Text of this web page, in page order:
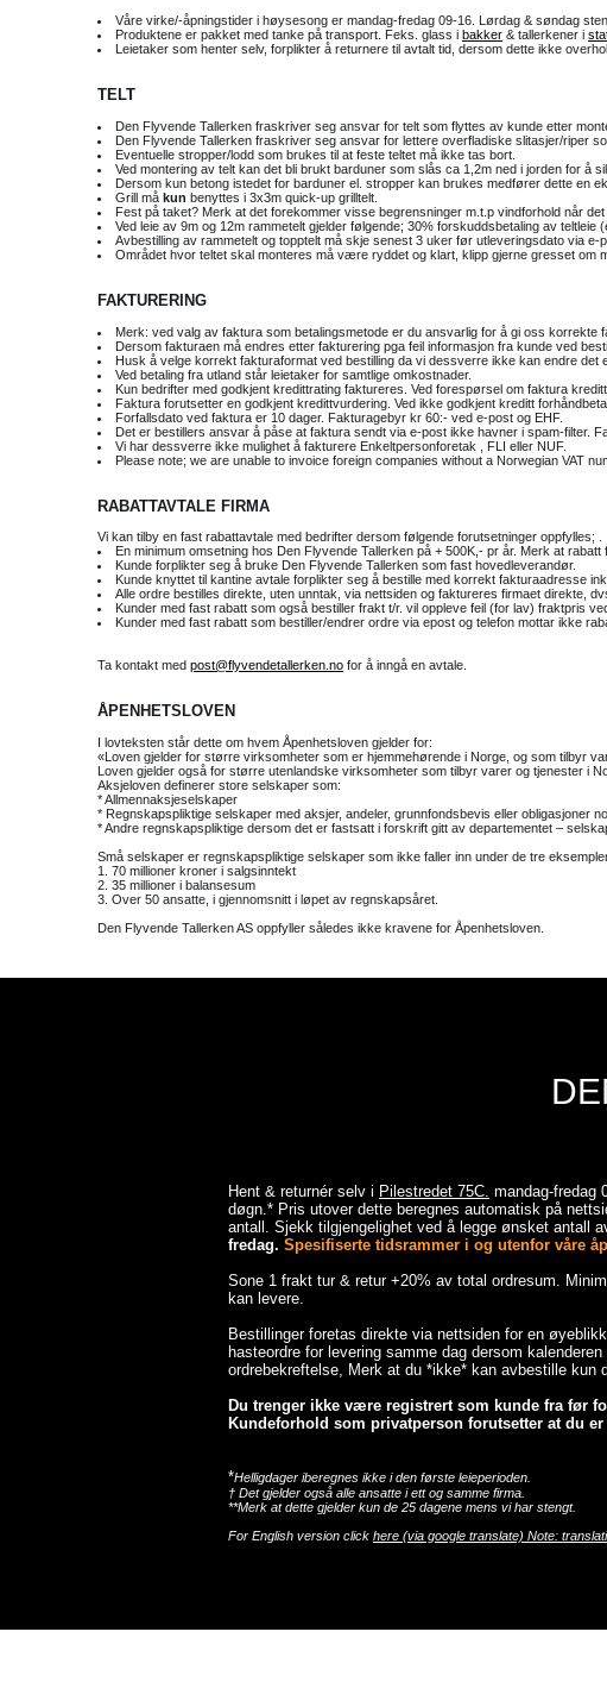
Våre virke/-åpningstider i høysesong er mandag-fredag 09-16. Lørdag & søndag
Produktene er pakket med tanke på transport. Feks. glass i bakker & tallerkener i
Leietaker som henter selv, forplikter å returnere til avtalt tid, dersom dette ikke
TELT
Den Flyvende Tallerken fraskriver seg ansvar for telt som flyttes av kunde etter
Den Flyvende Tallerken fraskriver seg ansvar for lettere overfladiske slitasjer/riper
Eventuelle stropper/lodd som brukes til at feste teltet må ikke tas bort.
Ved montering av telt kan det bli brukt barduner som slås ca 1,2m ned i jorden for å
Dersom kun betong istedet for barduner el. stropper kan brukes medfører dette en
Grill må kun benyttes i 3x3m quick-up grilltelt.
Fest på taket? Merk at det forekommer visse begrensninger m.t.p vindforhold når
Ved leie av 9m og 12m rammetelt gjelder følgende; 30% forskuddsbetaling av
Avbestilling av rammetelt og topptelt må skje senest 3 uker før utleveringsdato via e-
Området hvor teltet skal monteres må være ryddet og klart, klipp gjerne gresset om
FAKTURERING
Merk: ved valg av faktura som betalingsmetode er du ansvarlig for å gi oss korrekte
Dersom fakturaen må endres etter fakturering pga feil informasjon fra kunde ved
Husk å velge korrekt fakturaformat ved bestilling da vi dessverre ikke kan endre det
Ved betaling fra utland står leietaker for samtlige omkostnader.
Kun bedrifter med godkjent kredittrating faktureres. Ved forespørsel om faktura
Faktura forutsetter en godkjent kredittvurdering. Ved ikke godkjent kreditt
Forfallsdato ved faktura er 10 dager. Fakturagebyr kr 60:- ved e-post og EHF.
Det er bestillers ansvar å påse at faktura sendt via e-post ikke havner i spam-filter.
Vi har dessverre ikke mulighet å fakturere Enkeltpersonforetak , FLI eller NUF.
Please note; we are unable to invoice foreign companies without a Norwegian VAT
RABATTAVTALE FIRMA
Vi kan tilby en fast rabattavtale med bedrifter dersom følgende forutsetninger oppfylles; .
En minimum omsetning hos Den Flyvende Tallerken på + 500K,- pr år. Merk at
Kunde forplikter seg å bruke Den Flyvende Tallerken som fast hovedleverandør.
Kunde knyttet til kantine avtale forplikter seg å bestille med korrekt fakturaadresse
Alle ordre bestilles direkte, uten unntak, via nettsiden og faktureres firmaet direkte,
Kunder med fast rabatt som også bestiller frakt t/r. vil oppleve feil (for lav) fraktpris
Kunder med fast rabatt som bestiller/endrer ordre via epost og telefon mottar ikke
Ta kontakt med post@flyvendetallerken.no for å inngå en avtale.
ÅPENHETSLOVEN
I lovteksten står dette om hvem Åpenhetsloven gjelder for:
«Loven gjelder for større virksomheter som er hjemmehørende i Norge, og som tilbyr
Loven gjelder også for større utenlandske virksomheter som tilbyr varer og tjenester i
Aksjeloven definerer store selskaper som:
* Allmennaksjeselskaper
* Regnskapspliktige selskaper med aksjer, andeler, grunnfondsbevis eller obligasjoner
* Andre regnskapspliktige dersom det er fastsatt i forskrift gitt av departementet –
Små selskaper er regnskapspliktige selskaper som ikke faller inn under de tre
1. 70 millioner kroner i salgsinntekt
2. 35 millioner i balansesum
3. Over 50 ansatte, i gjennomsnitt i løpet av regnskapsåret.
Den Flyvende Tallerken AS oppfyller således ikke kravene for Åpenhetsloven.
Hent & returnér selv i Pilestredet 75C. mandag-fredag
døgn.* Pris utover dette beregnes automatisk på
antall. Sjekk tilgjengelighet ved å legge ønsket antall
fredag. Spesifiserte tidsrammer i og utenfor våre
Sone 1 frakt tur & retur +20% av total ordresum.
kan levere.
Bestillinger foretas direkte via nettsiden for en
hasteordre for levering samme dag dersom
ordrebekreftelse, Merk at du *ikke* kan avbestille kun
Du trenger ikke være registrert som kunde fra før
Kundeforhold som privatperson forutsetter at du
*Helligdager iberegnes ikke i den første leieperioden.
† Det gjelder også alle ansatte i ett og samme firma.
**Merk at dette gjelder kun de 25 dagene mens vi har stengt.
For English version click here (via google translate) Note: